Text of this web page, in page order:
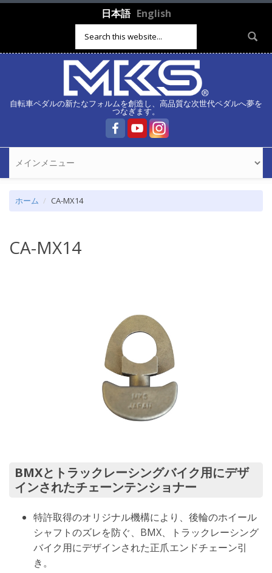
メインコンテンツに移動日本語 English
検索フォーム
自転車ペダルの新たなフォルムを創造し、高品質な次世代ペダルへ夢を
つなぎます。
ホーム CA-MX14
CA-MX14
BMXとトラックレーシングバイク用にデザ
インされたチェーンテンショナー
特許取得のオリジナル機構により、後輪のホイール
シャフトのズレを防ぐ、BMX、トラックレーシング
バイク用にデザインされた正爪エンドチェーン引
き。